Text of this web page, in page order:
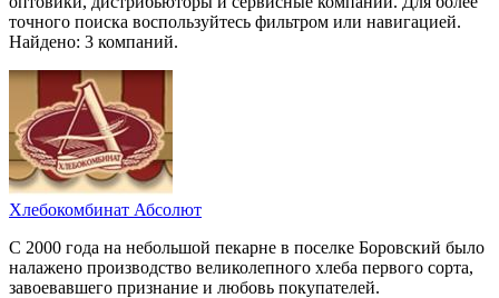
точного поиска воспользуйтесь фильтром или навигацией.
Найдено: 3 компаний.
Хлебокомбинат Абсолют
С 2000 года на небольшой пекарне в поселке Боровский было
налажено производство великолепного хлеба первого сорта,
завоевавшего признание и любовь покупателей.